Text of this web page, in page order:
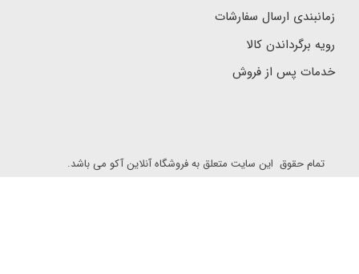
زمانبندی ارسال سفارشات
رویه برگرداندن کالا
خدمات پس از فروش
تمام حقوق این سایت متعلق به فروشگاه آنلاین آکو می باشد.